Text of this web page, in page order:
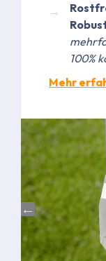
100%
Mehr